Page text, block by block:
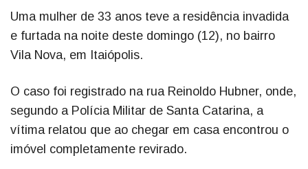
Uma mulher de 33 anos teve a residência invadida
e furtada na noite deste domingo (12), no bairro
Vila Nova, em Itaiópolis.
O caso foi registrado na rua Reinoldo Hubner, onde,
segundo a Polícia Militar de Santa Catarina, a
vítima relatou que ao chegar em casa encontrou o
imóvel completamente revirado.